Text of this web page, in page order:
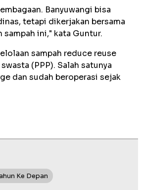
Banyuwangi bisa
tetapi dikerjakan bersama
ini," kata Guntur.
sampah reduce reuse
(PPP). Salah satunya
dan sudah beroperasi sejak
Ke Depan